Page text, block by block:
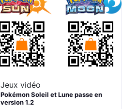
Jeux vidéo
Pokémon Soleil et Lune passe en
version 1.2